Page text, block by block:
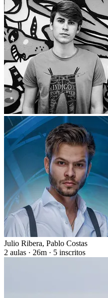
Julio Ribera, Pablo Costas
2 aulas · 26m · 5 inscritos